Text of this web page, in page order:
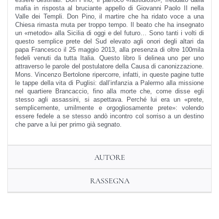
mafia in risposta al bruciante appello di Giovanni Paolo II nella
Valle dei Templi. Don Pino, il martire che ha ridato voce a una
Chiesa rimasta muta per troppo tempo. Il beato che ha insegnato
un «metodo» alla Sicilia di oggi e del futuro… Sono tanti i volti di
questo semplice prete del Sud elevato agli onori degli altari da
papa Francesco il 25 maggio 2013, alla presenza di oltre 100mila
fedeli venuti da tutta Italia. Questo libro li delinea uno per uno
attraverso le parole del postulatore della Causa di canonizzazione.
Mons. Vincenzo Bertolone ripercorre, infatti, in queste pagine tutte
le tappe della vita di Puglisi: dall’infanzia a Palermo alla missione
nel quartiere Brancaccio, fino alla morte che, come disse egli
stesso agli assassini, si aspettava. Perché lui era un «prete,
semplicemente, umilmente e orgogliosamente prete»: volendo
essere fedele a se stesso andò incontro col sorriso a un destino
che parve a lui per primo già segnato.
AUTORE
RASSEGNA